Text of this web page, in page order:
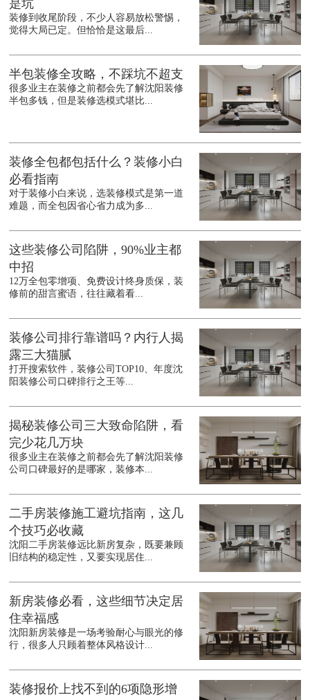
是坑
装修到收尾阶段，不少人容易放松警惕，
觉得大局已定。但恰恰是这最后...
半包装修全攻略，不踩坑不超支
很多业主在装修之前都会先了解沈阳装修
半包多钱，但是装修选模式堪比...
装修全包都包括什么？装修小白
必看指南
对于装修小白来说，选装修模式是第一道
难题，而全包因省心省力成为多...
这些装修公司陷阱，90%业主都
中招
12万全包零增项、免费设计终身质保，装
修前的甜言蜜语，往往藏着看...
装修公司排行靠谱吗？内行人揭
露三大猫腻
打开搜索软件，装修公司TOP10、年度沈
阳装修公司口碑排行之王等...
揭秘装修公司三大致命陷阱，看
完少花几万块
很多业主在装修之前都会先了解沈阳装修
公司口碑最好的是哪家，装修本...
二手房装修施工避坑指南，这几
个技巧必收藏
沈阳二手房装修远比新房复杂，既要兼顾
旧结构的稳定性，又要实现居住...
新房装修必看，这些细节决定居
住幸福感
沈阳新房装修是一场考验耐心与眼光的修
行，很多人只顾着整体风格设计...
装修报价上找不到的6项隐形增